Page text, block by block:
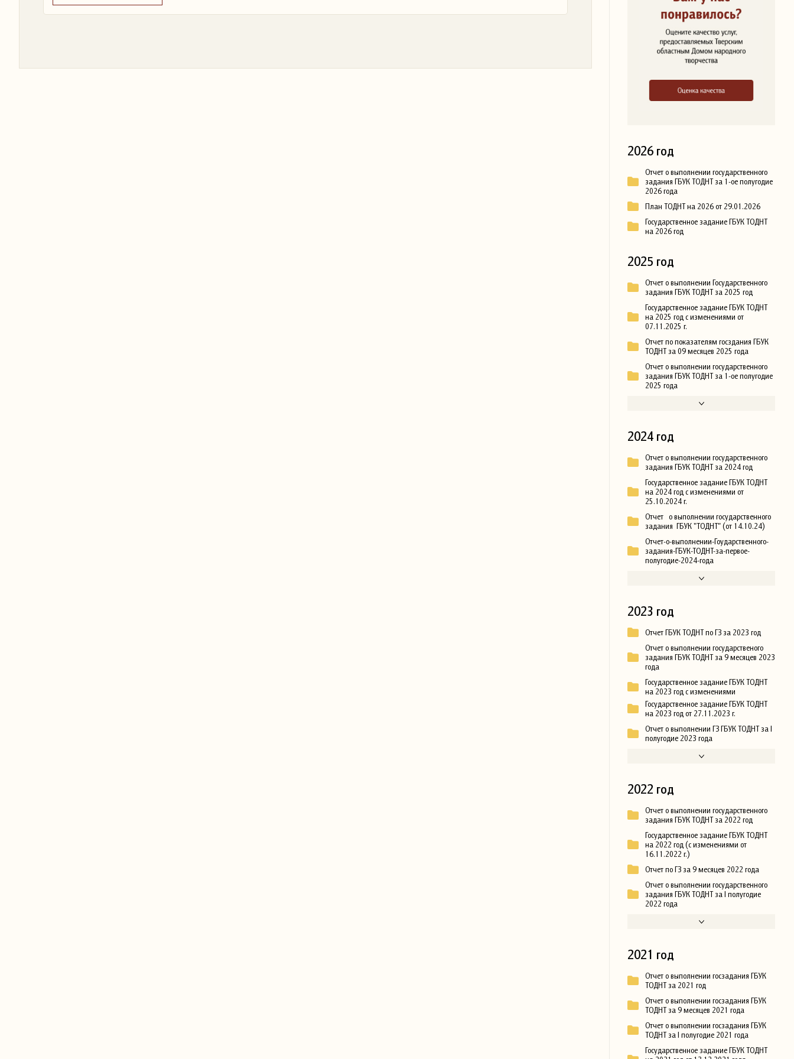
2026 год
Отчет о выполнении государственного
задания ГБУК ТОДНТ за 1-ое полугодие
2026 года
План ТОДНТ на 2026 от 29.01.2026
Государственное задание ГБУК ТОДНТ
на 2026 год
2025 год
Отчет о выполнении Государственного
задания ГБУК ТОДНТ за 2025 год
Государственное задание ГБУК ТОДНТ
на 2025 год с изменениями от
07.11.2025 г.
Отчет по показателям госздания ГБУК
ТОДНТ за 09 месяцев 2025 года
Отчет о выполнении государственного
задания ГБУК ТОДНТ за 1-ое полугодие
2025 года
2024 год
Отчет о выполнении государственного
задания ГБУК ТОДНТ за 2024 год
Государственное задание ГБУК ТОДНТ
на 2024 год с изменениями от
25.10.2024 г.
Отчет о выполнении государственного
задания ГБУК "ТОДНТ" (от 14.10.24)
Отчет-о-выполнении-Гоударственного-
задания-ГБУК-ТОДНТ-за-первое-
полугодие-2024-года
2023 год
Отчет ГБУК ТОДНТ по ГЗ за 2023 год
Отчет о выполнении государственого
задания ГБУК ТОДНТ за 9 месяцев 2023
года
Государственное задание ГБУК ТОДНТ
на 2023 год с изменениями
Государственное задание ГБУК ТОДНТ
на 2023 год от 27.11.2023 г.
Отчет о выполнении ГЗ ГБУК ТОДНТ за I
полугодие 2023 года
2022 год
Отчет о выполнении государственного
задания ГБУК ТОДНТ за 2022 год
Государственное задание ГБУК ТОДНТ
на 2022 год (с изменениями от
16.11.2022 г.)
Отчет по ГЗ за 9 месяцев 2022 года
Отчет о выполнении государственного
задания ГБУК ТОДНТ за I полугодие
2022 года
2021 год
Отчет о выполнении госзадания ГБУК
ТОДНТ за 2021 год
Отчет о выполнении госзадания ГБУК
ТОДНТ за 9 месяцев 2021 года
Отчет о выполнении госзадания ГБУК
ТОДНТ за I полугодие 2021 года
Государственное задание ГБУК ТОДНТ